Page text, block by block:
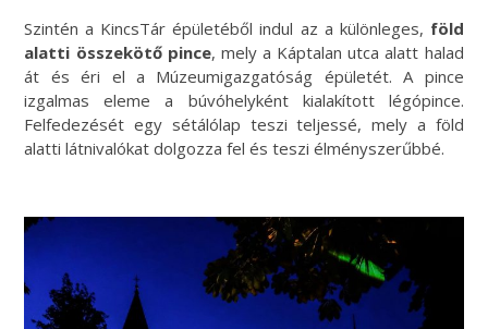
Szintén a KincsTár épületéből indul az a különleges, föld
alatti összekötő pince, mely a Káptalan utca alatt halad
át és éri el a Múzeumigazgatóság épületét. A pince
izgalmas eleme a búvóhelyként kialakított légópince.
Felfedezését egy sétálólap teszi teljessé, mely a föld
alatti látnivalókat dolgozza fel és teszi élményszerűbbé.